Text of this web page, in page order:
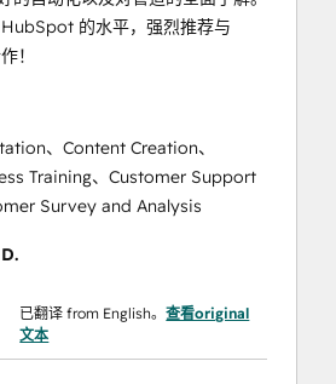
的水平，强烈推荐与
！
、Content Creation、
Training、Customer Support
Survey and Analysis
已翻译 from English。查看original
文本